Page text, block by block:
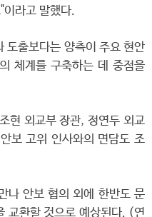
이라고 말했다.
도출보다는 양측이 주요 현안
체계를 구축하는 데 중점을
현 외교부 장관, 정연두 외교
보 고위 인사와의 면담도 조
나 안보 협의 외에 한반도 문
교환할 것으로 예상된다. (연